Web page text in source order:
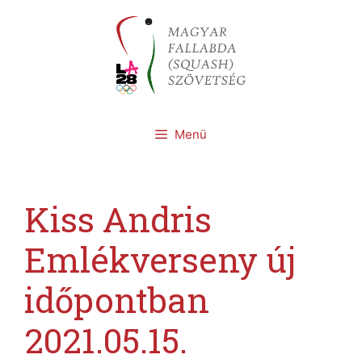
Menü
Kiss Andris
Emlékverseny új
időpontban
2021.05.15.